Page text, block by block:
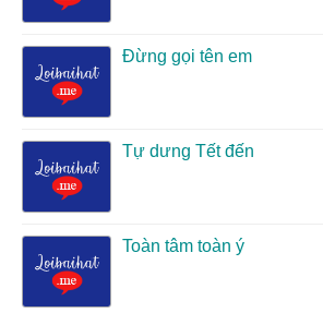
Đừng gọi tên em
Tự dưng Tết đến
Toàn tâm toàn ý